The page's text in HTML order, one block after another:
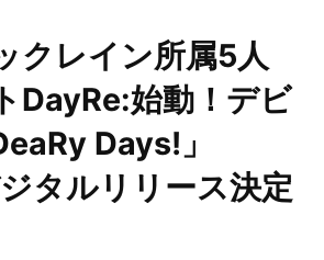
クレイン所属5人
DayRe:始動！デビ
Days!」
タルリリース決定